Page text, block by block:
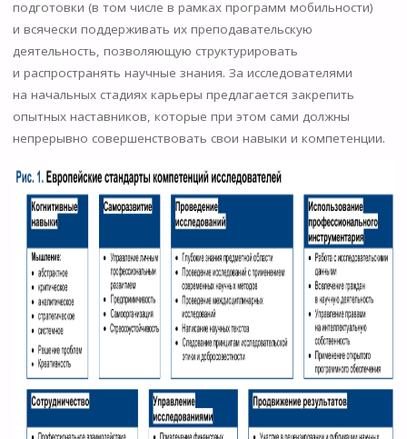
подготовки (в том числе в рамках программ мобильности)
и всячески поддерживать их преподавательскую
деятельность, позволяющую структурировать
и распространять научные знания. За исследователями
на начальных стадиях карьеры предлагается закрепить
опытных наставников, которые при этом сами должны
непрерывно совершенствовать свои навыки и компетенции.